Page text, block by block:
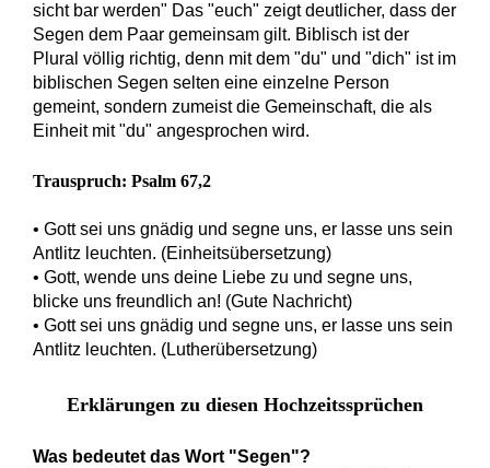
sicht bar werden" Das "euch" zeigt deutlicher, dass der
Segen dem Paar gemeinsam gilt. Biblisch ist der
Plural völlig richtig, denn mit dem "du" und "dich" ist im
biblischen Segen selten eine einzelne Person
gemeint, sondern zumeist die Gemeinschaft, die als
Einheit mit "du" angesprochen wird.
Trauspruch: Psalm 67,2
• Gott sei uns gnädig und segne uns, er lasse uns sein
Antlitz leuchten. (Einheitsübersetzung)
• Gott, wende uns deine Liebe zu und segne uns,
blicke uns freundlich an! (Gute Nachricht)
• Gott sei uns gnädig und segne uns, er lasse uns sein
Antlitz leuchten. (Lutherübersetzung)
Erklärungen zu diesen Hochzeitssprüchen
Was bedeutet das Wort "Segen"?